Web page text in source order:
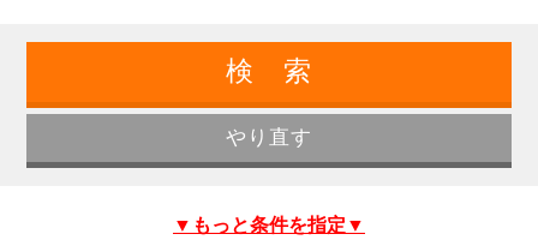
▼もっと条件を指定▼